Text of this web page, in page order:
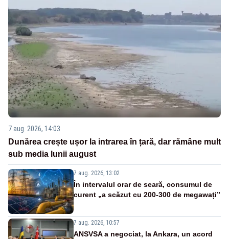
7 aug. 2026, 14:03
Dunărea crește ușor la intrarea în țară, dar rămâne mult
sub media lunii august
7 aug. 2026, 13:02
În intervalul orar de seară, consumul de
curent „a scăzut cu 200-300 de megawați”
7 aug. 2026, 10:57
ANSVSA a negociat, la Ankara, un acord